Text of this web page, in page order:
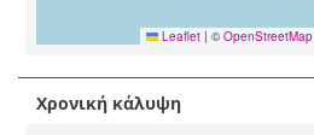
Leaflet | © OpenStreetMap
Χρονική κάλυψη